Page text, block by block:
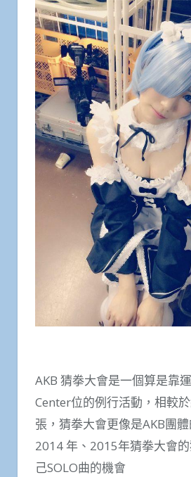
AKB 猜拳大會是一個算是靠
Center位的例行活動，相較
張，猜拳大會更像是AKB團
2014 年、2015年猜拳大會
己SOLO曲的機會